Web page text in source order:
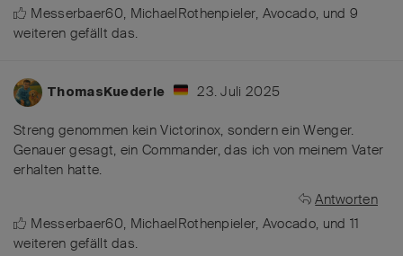
Messerbaer60, MichaelRothenpieler, Avocado, und 9
weiteren gefällt das.
ThomasKuederle 23. Juli 2025
Streng genommen kein Victorinox, sondern ein Wenger.
Genauer gesagt, ein Commander, das ich von meinem Vater
erhalten hatte.
Antworten
Messerbaer60, MichaelRothenpieler, Avocado, und 11
weiteren gefällt das.